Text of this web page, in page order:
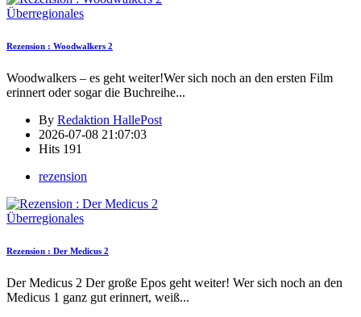
Überregionales
Rezension : Woodwalkers 2
Woodwalkers – es geht weiter!Wer sich noch an den ersten Film
erinnert oder sogar die Buchreihe...
By Redaktion HallePost
2026-07-08 21:07:03
Hits 191
rezension
Überregionales
Rezension : Der Medicus 2
Der Medicus 2 Der große Epos geht weiter! Wer sich noch an den
Medicus 1 ganz gut erinnert, weiß...